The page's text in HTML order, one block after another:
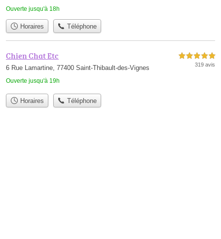
Ouverte jusqu'à 18h
Horaires Téléphone
Chien Chat Etc
6 Rue Lamartine, 77400 Saint-Thibault-des-Vignes
Ouverte jusqu'à 19h
5,0 étoiles sur 5
319 avis
Horaires Téléphone